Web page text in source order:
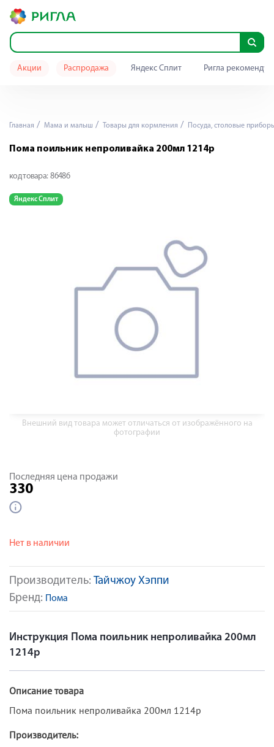
Акции Распродажа Яндекс Сплит Ригла
Главная Мама и малыш Товары для кормления Посуда, столовые
Пома поильник непроливайка 200мл 1214р
код товара: 86486
Яндекс Сплит
Внешний вид товара может отличаться от изображённого на
фотографии
Производитель: Тайчжоу Хэппи
Бренд: Пома
Последняя цена продажи
330
Нет в наличии
Инструкция Пома поильник непроливайка 200мл
1214р
Описание товара
Пома поильник непроливайка 200мл 1214р
Производитель: